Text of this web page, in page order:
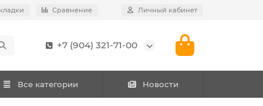
Сравнение Личный кабинет
+7 (904) 321-71-00
Все категории Новости